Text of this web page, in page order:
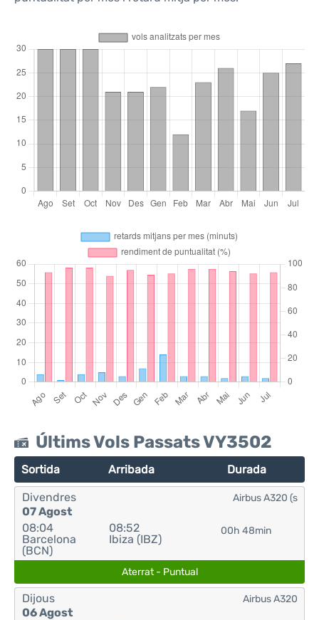
Últims Vols Passats VY3502
Sortida Arribada Durada
Divendres
07 Agost
08:04
Barcelona
(BCN)
08:52
Ibiza (IBZ)
00h 48min
Airbus A320 (s
Aterrat - Puntual
Dijous
06 Agost
Airbus A320